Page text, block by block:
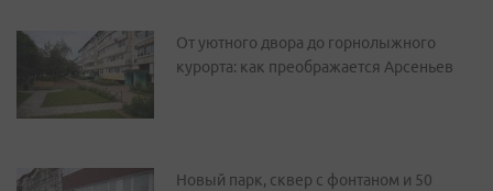
От уютного двора до горнолыжного
курорта: как преображается Арсеньев
Новый парк, сквер с фонтаном и 50